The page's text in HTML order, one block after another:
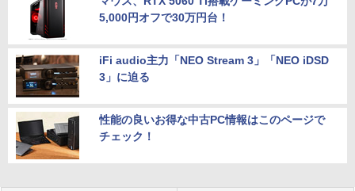
5,000円オフで30万円台！
iFi audio主力「NEO Stream 3」「NEO iDSD
3」に迫る
性能の良いお得な中古PC情報はこのページで
チェック！